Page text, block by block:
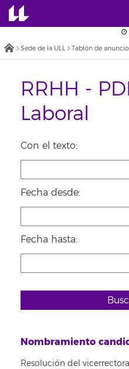
Sede de la ULL Tablón de
RRHH -
Laboral
Con el texto:
Fecha desde:
Fecha hasta:
Nombramiento
Resolución del